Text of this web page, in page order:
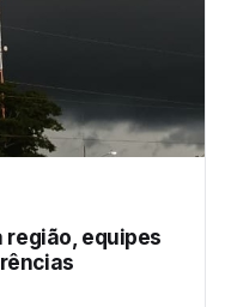
região, equipes